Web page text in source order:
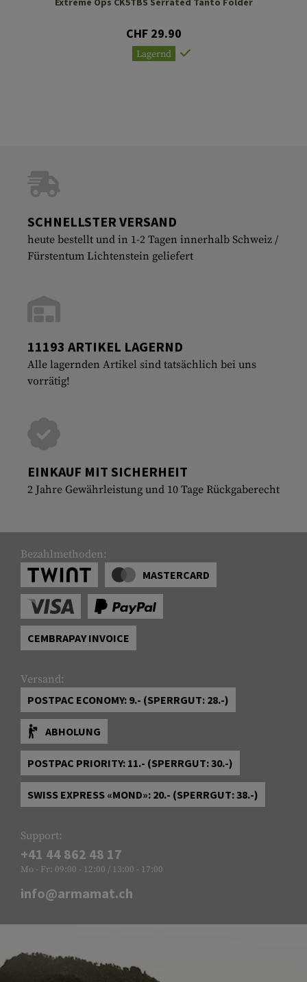
CHF 29.90
Lagernd
SCHNELLSTER VERSAND
heute bestellt und in 1-2 Tagen innerhalb Schweiz /
Fürstentum Lichtenstein geliefert
11193 ARTIKEL LAGERND
Alle lagernden Artikel sind tatsächlich bei uns
vorrätig!
EINKAUF MIT SICHERHEIT
2 Jahre Gewährleistung und 10 Tage Rückgaberecht
Bezahlmethoden:
MASTERCARD
CEMBRAPAY INVOICE
Versand:
POSTPAC ECONOMY: 9.- (SPERRGUT: 28.-)
ABHOLUNG
POSTPAC PRIORITY: 11.- (SPERRGUT: 30.-)
SWISS EXPRESS «MOND»: 20.- (SPERRGUT: 38.-)
Support:
+41 44 862 48 17
Mo - Fr: 09:00 - 12:00 / 13:00 - 17:00
info@armamat.ch